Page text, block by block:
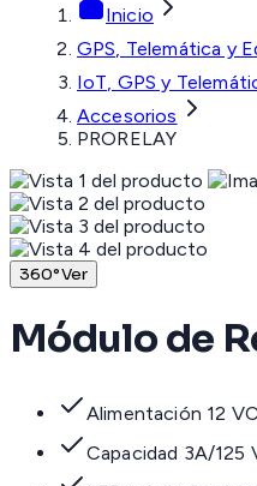
Inicio
GPS, Telemática y
IoT, GPS y
Accesorios
PRORELAY
360°Ver
Módulo de
Alimentación 12
Capacidad 3A/125